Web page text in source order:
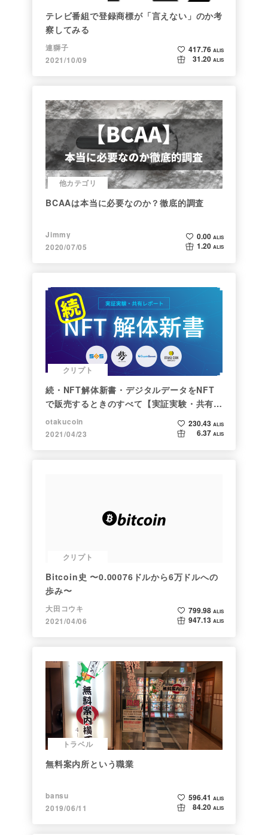
テレビ番組で登録商標が「言えない」のか考
察してみる
連獅子
2021/10/09
417.76 ALIS
31.20 ALIS
他カテゴリ
BCAAは本当に必要なのか？徹底的調査
Jimmy
2020/07/05
0.00 ALIS
1.20 ALIS
クリプト
続・NFT解体新書・デジタルデータをNFT
で販売するときのすべて【実証実験・共有レ
ポート】
otakucoin
2021/04/23
230.43 ALIS
6.37 ALIS
クリプト
Bitcoin史 〜0.00076ドルから6万ドルへの
歩み〜
大田コウキ
2021/04/06
799.98 ALIS
947.13 ALIS
トラベル
無料案内所という職業
bansu
2019/06/11
596.41 ALIS
84.20 ALIS